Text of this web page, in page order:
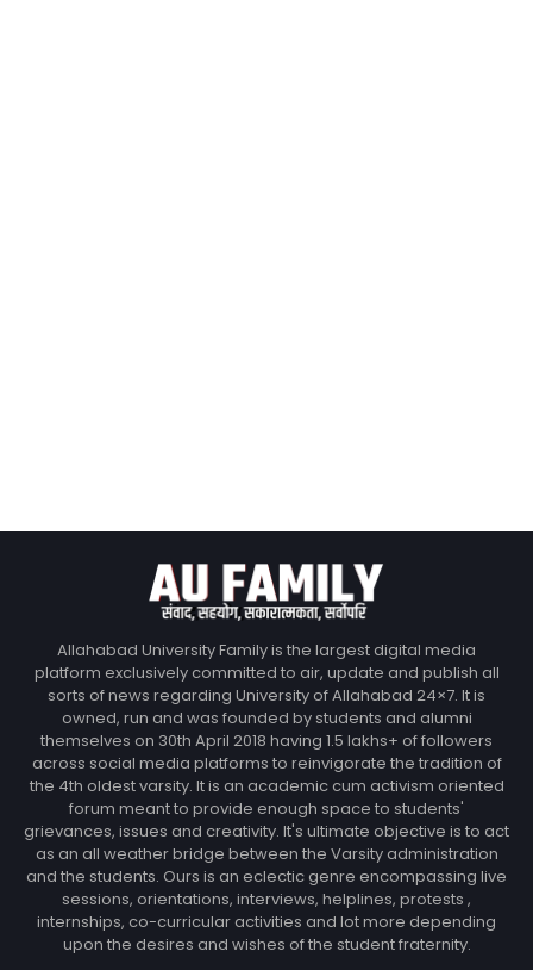
Allahabad University Family is the largest digital media
platform exclusively committed to air, update and publish all
sorts of news regarding University of Allahabad 24×7. It is
owned, run and was founded by students and alumni
themselves on 30th April 2018 having 1.5 lakhs+ of followers
across social media platforms to reinvigorate the tradition of
the 4th oldest varsity. It is an academic cum activism oriented
forum meant to provide enough space to students'
grievances, issues and creativity. It's ultimate objective is to act
as an all weather bridge between the Varsity administration
and the students. Ours is an eclectic genre encompassing live
sessions, orientations, interviews, helplines, protests ,
internships, co-curricular activities and lot more depending
upon the desires and wishes of the student fraternity.